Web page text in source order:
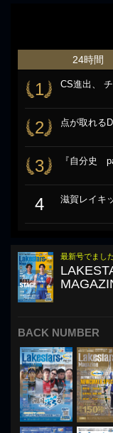
24時間
1 CS進出、
2 点が取れる
3 『自分史
4 滋賀レイキ
最新号でまし
BACK NUMBER